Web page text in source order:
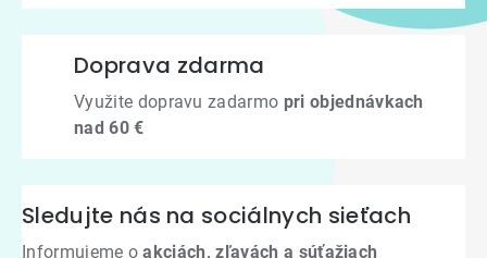
Doprava zdarma
Využite dopravu zadarmo pri objednávkach
nad 60 €
Sledujte nás na sociálnych sieťach
Informujeme oakciách, zľavách a súťažiach